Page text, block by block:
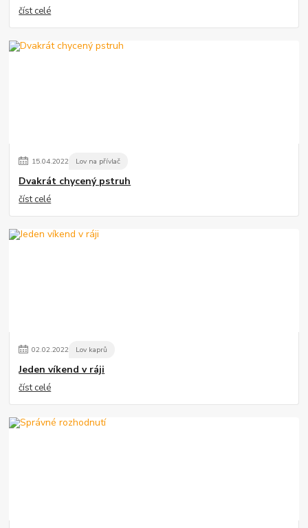
číst celé
15.04.2022 Lov na přívlač
Dvakrát chycený pstruh
číst celé
02.02.2022 Lov kaprů
Jeden víkend v ráji
číst celé